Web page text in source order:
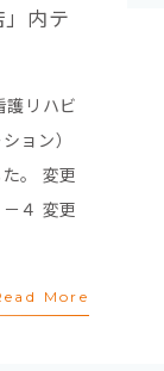
内テ
護リハビ
ョン）
。 変更
４ 変更
More